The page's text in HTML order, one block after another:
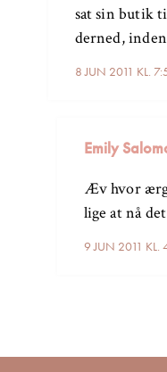
8 JUN 2011 KL.
sat sin butik
derned,
Emily
9 JUN 2011 KL.
Æv hvor
lige at nå